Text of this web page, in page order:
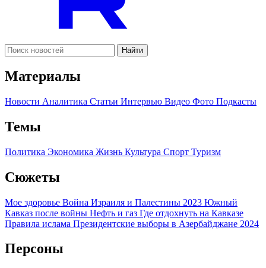
Найти
Материалы
Новости Аналитика Статьи Интервью Видео Фото Подкасты
Темы
Политика Экономика Жизнь Культура Спорт Туризм
Сюжеты
Мое здоровье Война Израиля и Палестины 2023 Южный
Кавказ после войны Нефть и газ Где отдохнуть на Кавказе
Правила ислама Президентские выборы в Азербайджане 2024
Персоны